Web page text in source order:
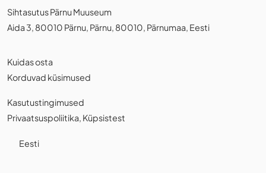
Sihtasutus Pärnu Muuseum
Aida 3, 80010 Pärnu, Pärnu, 80010, Pärnumaa, Eesti
Kuidas osta
Korduvad küsimused
Kasutustingimused
Privaatsuspoliitika, Küpsistest
Eesti